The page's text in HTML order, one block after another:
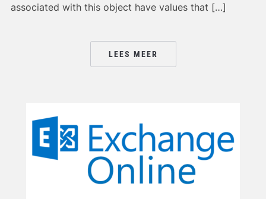
associated with this object have values that […]
LEES MEER